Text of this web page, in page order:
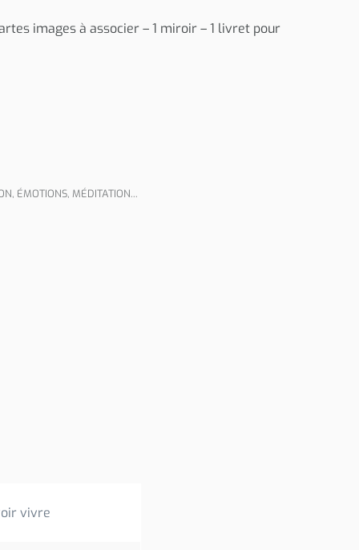
images à associer – 1 miroir – 1 livret pour
ÉMOTIONS, MÉDITATION...
vivre